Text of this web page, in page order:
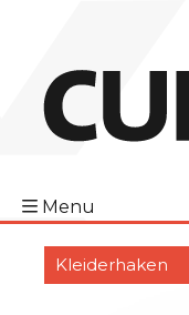
Menu
Kleiderhaken